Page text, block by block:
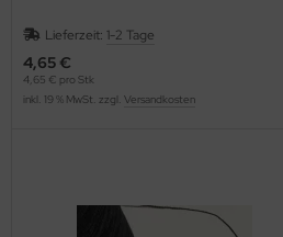
Lieferzeit: 1-2 Tage
4,65 €
4,65 € pro Stk
inkl. 19 % MwSt. zzgl. Versandkosten